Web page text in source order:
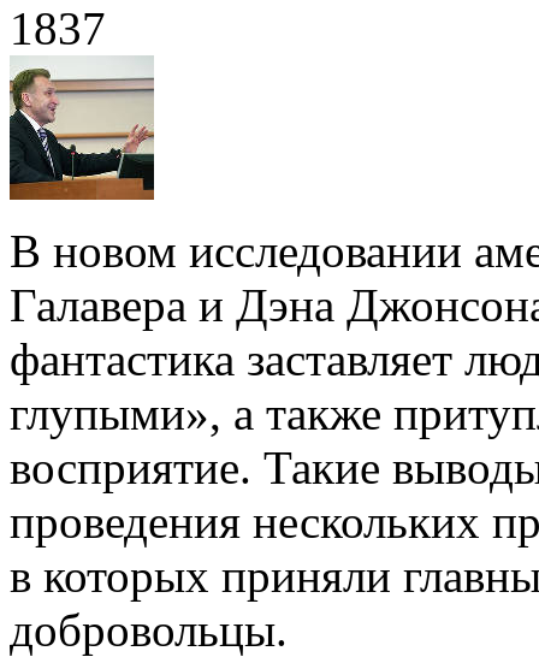
1837
В новом исследовании
Галавера и Дэна
фантастика заставляет
глупыми», а также
восприятие. Такие
проведения нескольких
в которых приняли
добровольцы.